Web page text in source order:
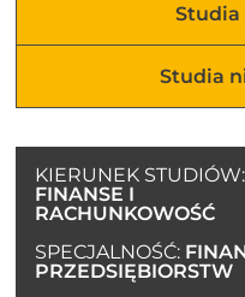
Studia
Studia
KIERUNEK STUDIÓW:
FINANSE I
RACHUNKOWOŚĆ
SPECJALNOŚĆ:
PRZEDSIĘBIORSTW